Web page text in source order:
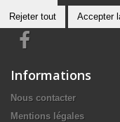
Rejeter tout Accepter
Informations
Nous contacter
Mentions légales